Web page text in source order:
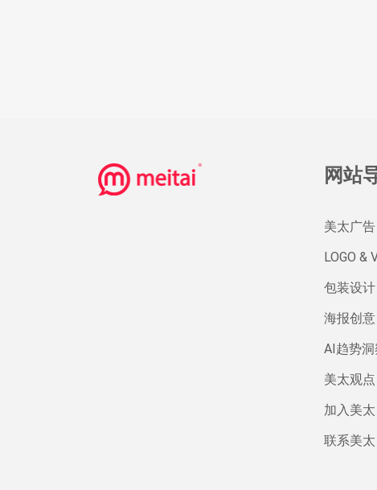
网站
美太广告
LOGO &
包装设计
海报创意
AI趋势洞
美太观点
加入美太
联系美太